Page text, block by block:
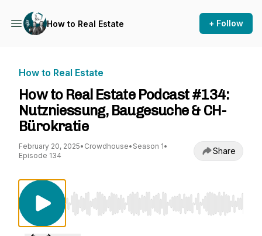
How to Real Estate + Follow
How to Real Estate
How to Real Estate Podcast #134:
Nutzniessung, Baugesuche & CH-
Bürokratie
February 20, 2025• Crowdhouse• Season 1•
Episode 134
Share
Use Left/Right to seek, Home/End to jump to